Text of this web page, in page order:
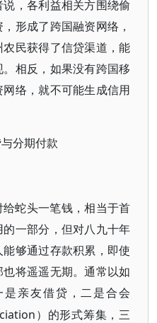
，各利益相关方围绕偷
形成了跨国融资网络，
民获得了信贷渠道，能
相反，如果没有跨国移
络，就不可能生成信用
分期付款
蛇头一笔钱，相当于首
一部分，但对八九十年
够通过存款积累，即使
将遥遥无期。通常以如
亲友借贷，二是合会
）的形式筹集，三